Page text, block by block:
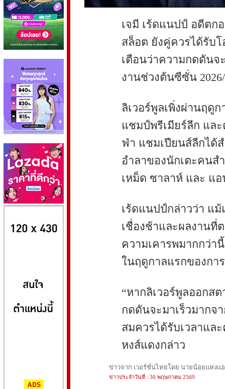
เจมี เร้ดแนปป์ อดีตก
สล็อต ยังคู่ควรได้รับ
เตือนว่าความกดดันจ
งานช่วงต้นซีซั่น
ลิเวอร์พูลเพิ่งผ่านฤดู
แชมป์พรีเมียร์ลีก แล
ฟ่า แชมเปียนส์ลีกได้
อำลาของนักเตะคนส
เหม็ด ซาลาห์ และ แ
เร้ดแนปป์กล่าวว่า แ
เชื่องช้าและผลงานที่
ความเคารพมากกว่า
ในฤดูกาลแรกของกา
“หากลิเวอร์พูลออกส
กดดันจะมาเร็วมากจ
สมควรได้รับเวลาแล
หงส์แดงกล่าว
ข่าวจาก เวอร์ชั่นไทยโดย นายน้อยแห่งแ
ข่าวประจำวันที่ : 30 พฤษภาคม 2569